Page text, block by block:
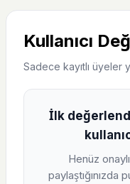
karar verirken
fiyat araması,
arama sonuçları,
aynı alışveriş
yardımcı olur.
tekliflerini hem de
Kullanıcı
Sadece kayıtlı üyeler
İlk
Henüz
paylaştığınızda